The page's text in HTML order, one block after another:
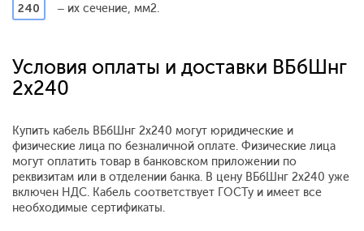
240 – их сечение, мм2.
Условия оплаты и доставки ВБбШнг
2x240
Купить кабель ВБбШнг 2x240 могут юридические и
физические лица по безналичной оплате. Физические лица
могут оплатить товар в банковском приложении по
реквизитам или в отделении банка. В цену ВБбШнг 2x240 уже
включен НДС. Кабель соответствует ГОСТу и имеет все
необходимые сертификаты.